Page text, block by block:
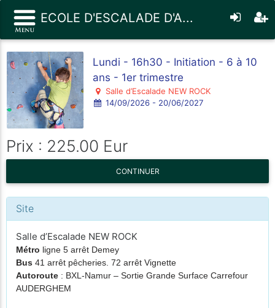
ECOLE D'ESCALADE D'A...
Lundi - 16h30 - Initiation - 6 à 10
ans - 1er trimestre
Salle d’Escalade NEW ROCK
14/09/2026 - 20/06/2027
Prix : 225.00 Eur
CONTINUER
Site
Salle d’Escalade NEW ROCK
Métro ligne 5 arrêt Demey
Bus 41 arrêt pêcheries. 72 arrêt Vignette
Autoroute : BXL-Namur – Sortie Grande Surface Carrefour
AUDERGHEM